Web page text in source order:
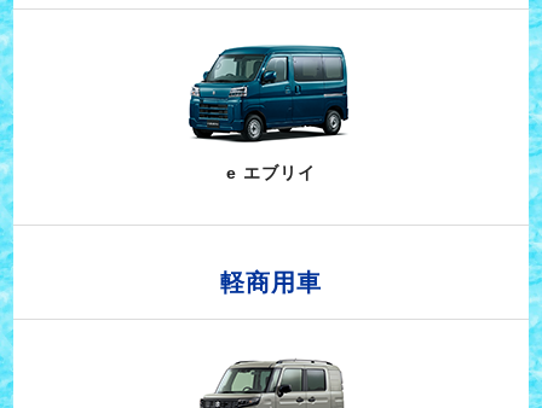
e エブリイ
軽商用車